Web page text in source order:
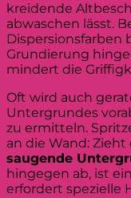
kreidende
abwaschen lässt.
Dispersionsfarben
Grundierung
mindert die
Oft wird auch
Untergrundes
zu ermitteln.
an die Wand: Zieht
saugende
hingegen ab, ist
erfordert spezielle